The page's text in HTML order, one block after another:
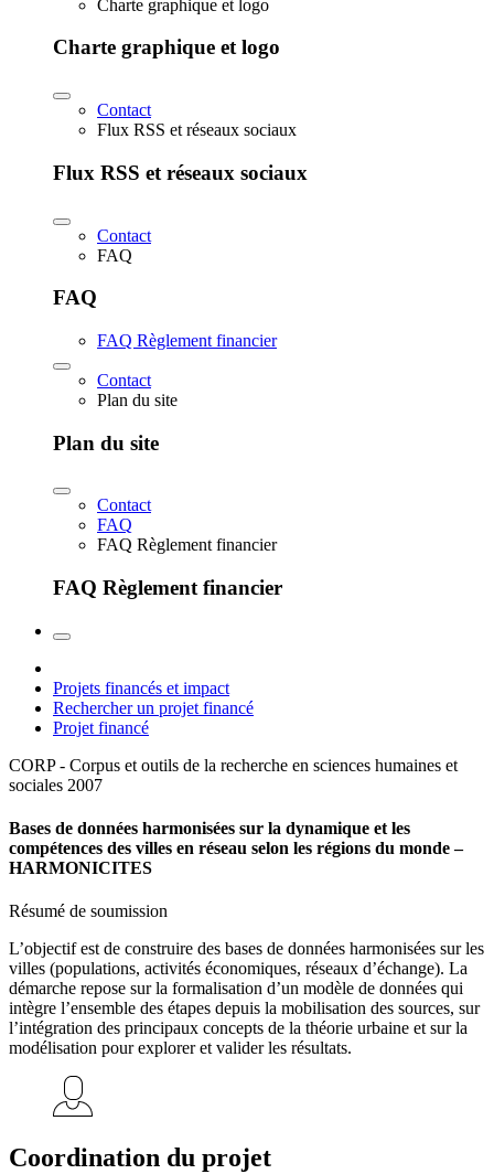
Charte graphique et logo
Charte graphique et logo
Contact
Flux RSS et réseaux sociaux
Flux RSS et réseaux sociaux
Contact
FAQ
FAQ
FAQ Règlement financier
Contact
Plan du site
Plan du site
Contact
FAQ
FAQ Règlement financier
FAQ Règlement financier
Projets financés et impact
Rechercher un projet financé
Projet financé
CORP - Corpus et outils de la recherche en sciences humaines et
sociales 2007
Bases de données harmonisées sur la dynamique et les
compétences des villes en réseau selon les régions du monde –
HARMONICITES
Résumé de soumission
L’objectif est de construire des bases de données harmonisées sur les
villes (populations, activités économiques, réseaux d’échange). La
démarche repose sur la formalisation d’un modèle de données qui
intègre l’ensemble des étapes depuis la mobilisation des sources, sur
l’intégration des principaux concepts de la théorie urbaine et sur la
modélisation pour explorer et valider les résultats.
Coordination du projet